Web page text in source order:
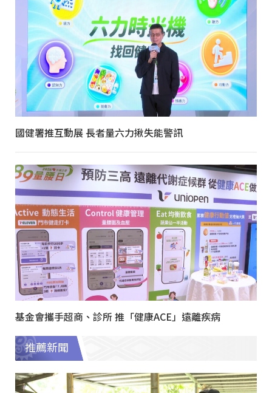
國健署推互動展 長者量六力揪失能警訊
基金會攜手超商、診所 推「健康ACE」遠離疾病
推薦新聞